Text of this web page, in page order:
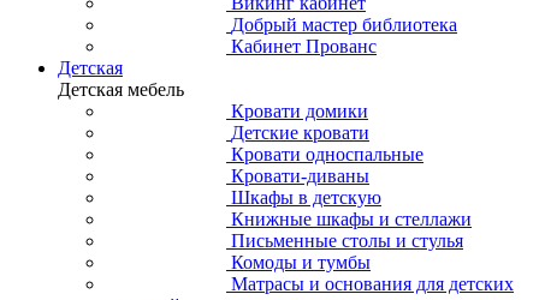
Добрый мастер библиотека
Кабинет Прованс
Детская
Детская мебель
Кровати домики
Детские кровати
Кровати односпальные
Кровати-диваны
Шкафы в детскую
Книжные шкафы и стеллажи
Письменные столы и стулья
Комоды и тумбы
Матрасы и основания для детских